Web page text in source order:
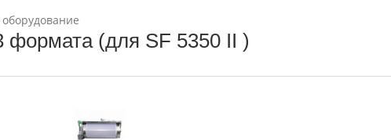
формата (для SF 5350 II )